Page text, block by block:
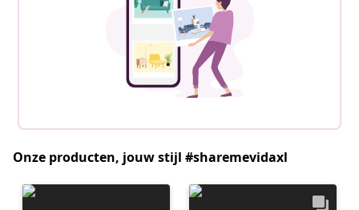
Onze producten, jouw stijl #sharemevidaxl